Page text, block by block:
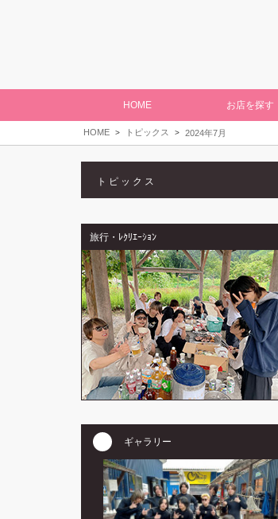
HOME お店を探す
HOME トピックス 2024年7月
トピックス
旅行・ﾚｸﾘｴｰｼｮﾝ
ギャラリー